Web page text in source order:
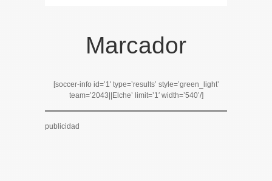
Marcador
[soccer-info id=’1′ type=’results’ style=’green_light’
team=’2043||Elche’ limit=’1′ width=’540’/]
publicidad